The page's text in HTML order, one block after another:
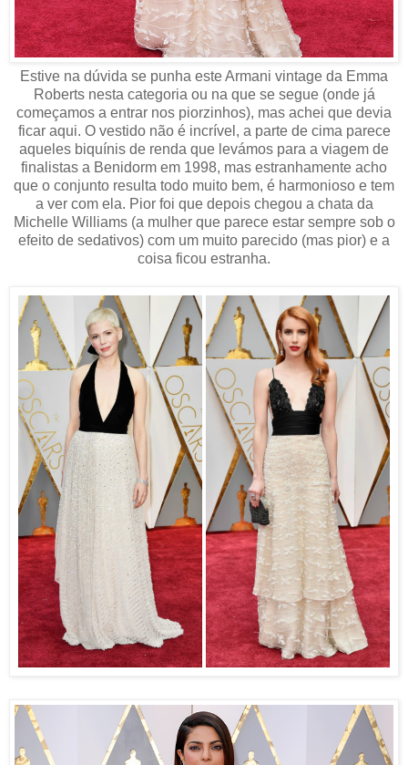
Estive na dúvida se punha este Armani vintage da Emma
Roberts nesta categoria ou na que se segue (onde já
começamos a entrar nos piorzinhos), mas achei que devia
ficar aqui. O vestido não é incrível, a parte de cima parece
aqueles biquínis de renda que levámos para a viagem de
finalistas a Benidorm em 1998, mas estranhamente acho
que o conjunto resulta todo muito bem, é harmonioso e tem
a ver com ela. Pior foi que depois chegou a chata da
Michelle Williams (a mulher que parece estar sempre sob o
efeito de sedativos) com um muito parecido (mas pior) e a
coisa ficou estranha.